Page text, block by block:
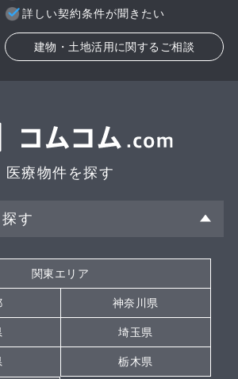
詳しい契約条件が聞きたい
建物・土地活用に関するご相談
医療物件を探す
す
関東エリア
神奈川県
埼玉県
栃木県